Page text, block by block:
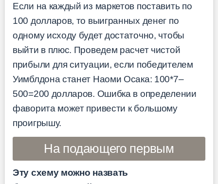
Если на каждый из маркетов поставить по
100 долларов, то выигранных денег по
одному исходу будет достаточно, чтобы
выйти в плюс. Проведем расчет чистой
прибыли для ситуации, если победителем
Уимблдона станет Наоми Осака: 100*7–
500=200 долларов. Ошибка в определении
фаворита может привести к большому
проигрышу.
На подающего первым
Эту схему можно назвать